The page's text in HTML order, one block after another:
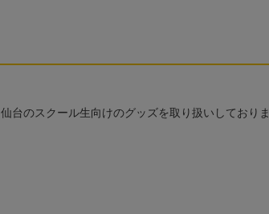
台のスクール生向けのグッズを取り扱いしておりま